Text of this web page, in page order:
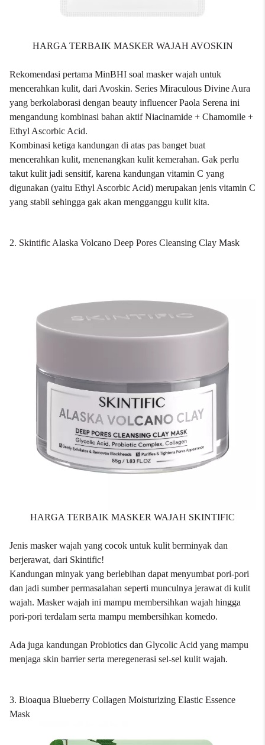
HARGA TERBAIK MASKER WAJAH AVOSKIN
Rekomendasi pertama MinBHI soal masker wajah untuk
mencerahkan kulit, dari Avoskin. Series Miraculous Divine Aura
yang berkolaborasi dengan beauty influencer Paola Serena ini
mengandung kombinasi bahan aktif Niacinamide + Chamomile +
Ethyl Ascorbic Acid.
Kombinasi ketiga kandungan di atas pas banget buat
mencerahkan kulit, menenangkan kulit kemerahan. Gak perlu
takut kulit jadi sensitif, karena kandungan vitamin C yang
digunakan (yaitu Ethyl Ascorbic Acid) merupakan jenis vitamin C
yang stabil sehingga gak akan mengganggu kulit kita.
2. Skintific Alaska Volcano Deep Pores Cleansing Clay Mask
HARGA TERBAIK MASKER WAJAH SKINTIFIC
Jenis masker wajah yang cocok untuk kulit berminyak dan
berjerawat, dari Skintific!
Kandungan minyak yang berlebihan dapat menyumbat pori-pori
dan jadi sumber permasalahan seperti munculnya jerawat di kulit
wajah. Masker wajah ini mampu membersihkan wajah hingga
pori-pori terdalam serta mampu membersihkan komedo.
Ada juga kandungan Probiotics dan Glycolic Acid yang mampu
menjaga skin barrier serta meregenerasi sel-sel kulit wajah.
3. Bioaqua Blueberry Collagen Moisturizing Elastic Essence
Mask